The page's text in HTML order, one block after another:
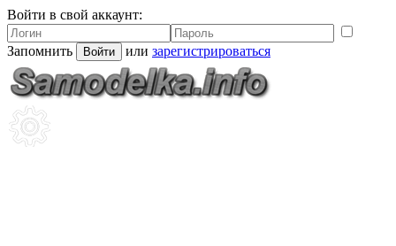
Войти в свой аккаунт:
Запомнить Войти или зарегистрироваться